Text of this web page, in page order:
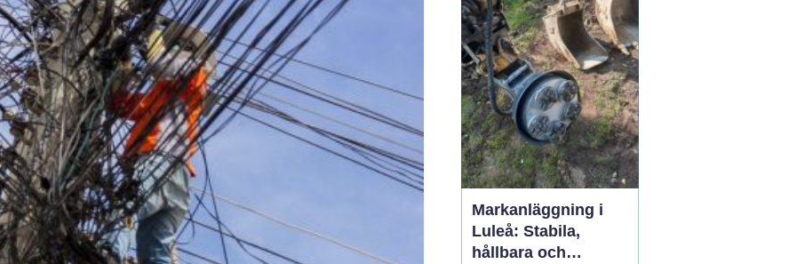
kuperade tomter och
mycket sten, spelar
lokala förhålland...
Markanläggning i
Luleå: Stabila,
hållbara och